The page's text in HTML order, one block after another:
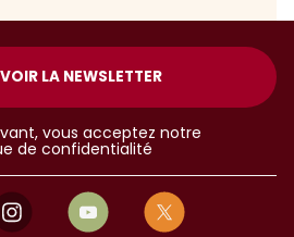
LA NEWSLETTER
vous acceptez notre
de confidentialité